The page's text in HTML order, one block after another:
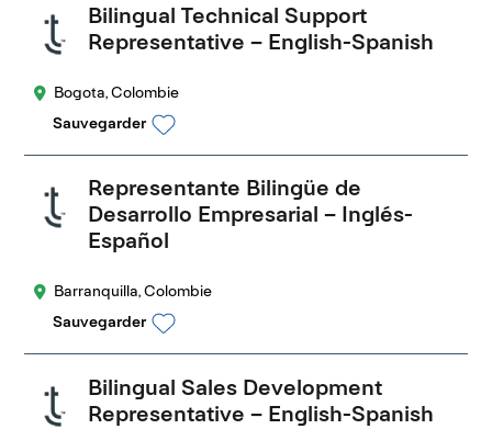
Bilingual Technical Support
Representative – English-Spanish
Bogota, Colombie
Sauvegarder
Representante Bilingüe de
Desarrollo Empresarial – Inglés-
Español
Barranquilla, Colombie
Sauvegarder
Bilingual Sales Development
Representative – English-Spanish